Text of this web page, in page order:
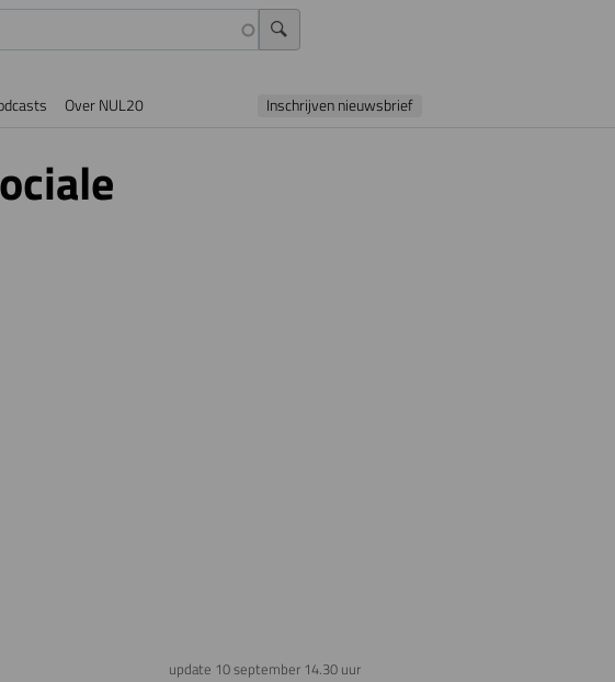
Over NUL20 Inschrijven nieuwsbrief
update 10 september 14.30 uur